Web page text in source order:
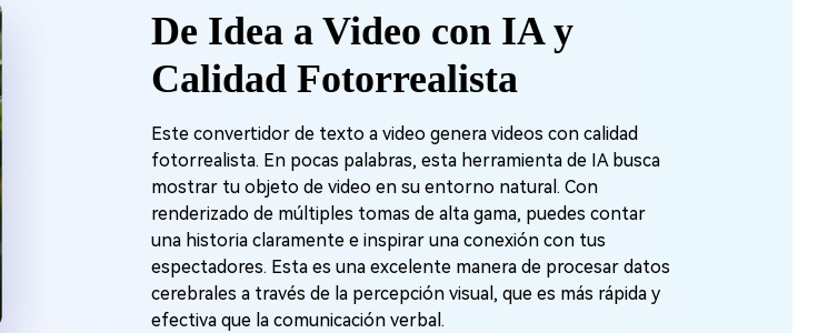
De Idea a Video con IA y
Calidad Fotorrealista
Este convertidor de texto a video genera videos con calidad
fotorrealista. En pocas palabras, esta herramienta de IA busca
mostrar tu objeto de video en su entorno natural. Con
renderizado de múltiples tomas de alta gama, puedes contar
una historia claramente e inspirar una conexión con tus
espectadores. Esta es una excelente manera de procesar datos
cerebrales a través de la percepción visual, que es más rápida y
efectiva que la comunicación verbal.